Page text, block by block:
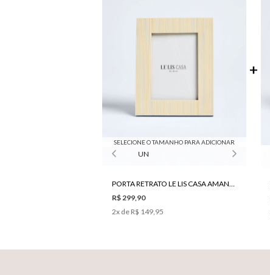
SELECIONE O TAMANHO PARA ADICIONAR
UN
PORTA RETRATO LE LIS CASA AMANDA M
R$ 299,90
2x de R$ 149,95